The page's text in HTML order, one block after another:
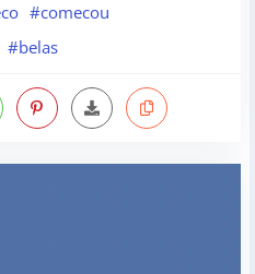
#comecou
#belas